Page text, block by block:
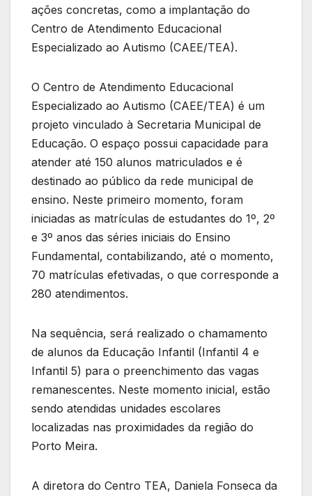
ações concretas, como a implantação do
Centro de Atendimento Educacional
Especializado ao Autismo (CAEE/TEA).
O Centro de Atendimento Educacional
Especializado ao Autismo (CAEE/TEA) é um
projeto vinculado à Secretaria Municipal de
Educação. O espaço possui capacidade para
atender até 150 alunos matriculados e é
destinado ao público da rede municipal de
ensino. Neste primeiro momento, foram
iniciadas as matrículas de estudantes do 1º, 2º
e 3º anos das séries iniciais do Ensino
Fundamental, contabilizando, até o momento,
70 matrículas efetivadas, o que corresponde a
280 atendimentos.
Na sequência, será realizado o chamamento
de alunos da Educação Infantil (Infantil 4 e
Infantil 5) para o preenchimento das vagas
remanescentes. Neste momento inicial, estão
sendo atendidas unidades escolares
localizadas nas proximidades da região do
Porto Meira.
A diretora do Centro TEA, Daniela Fonseca da